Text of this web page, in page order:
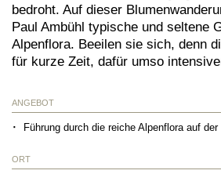
bedroht. Auf dieser
Paul Ambühl typische und seltene
Alpenflora. Beeilen sie sich, denn
für kurze Zeit, dafür umso
ANGEBOT
Führung durch die reiche Alpenflora auf der
ORT